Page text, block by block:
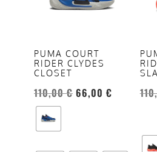
PUMA COURT
RIDER CLYDES
CLOSET
110,00€ 66,00 €
opzioni
possono
essere
scelte
nella
pagina
del